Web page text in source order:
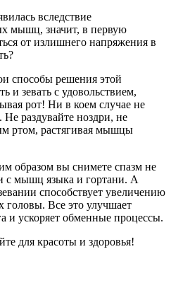
вследствие
мышц, значит, в первую
от излишнего напряжения в
способы решения этой
и зевать с удовольствием,
рот! Ни в коем случае не
раздувайте ноздри, не
ртом, растягивая мышцы
образом вы снимете спазм не
с мышц языка и гортани. А
способствует увеличению
головы. Все это улучшает
и ускоряет обменные процессы.
для красоты и здоровья!